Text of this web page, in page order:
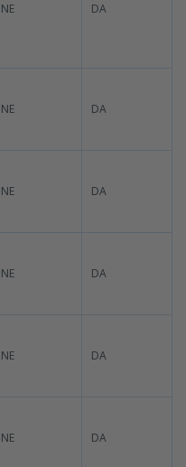
NE DA
NE DA
NE DA
NE DA
NE DA
NE DA